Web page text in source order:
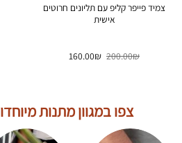
צמיד פייפר קליפ עם תליונים חרוטים
אישית
200.00₪ המחיר
המקורי
160.00₪
צפו במגוון מתנות